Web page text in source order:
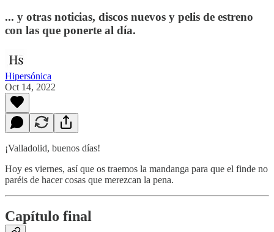
... y otras noticias, discos nuevos y pelis de estreno
con las que ponerte al día.
Hipersónica
Oct 14, 2022
¡Valladolid, buenos días!
Hoy es viernes, así que os traemos la mandanga para que el finde no
paréis de hacer cosas que merezcan la pena.
Capítulo final